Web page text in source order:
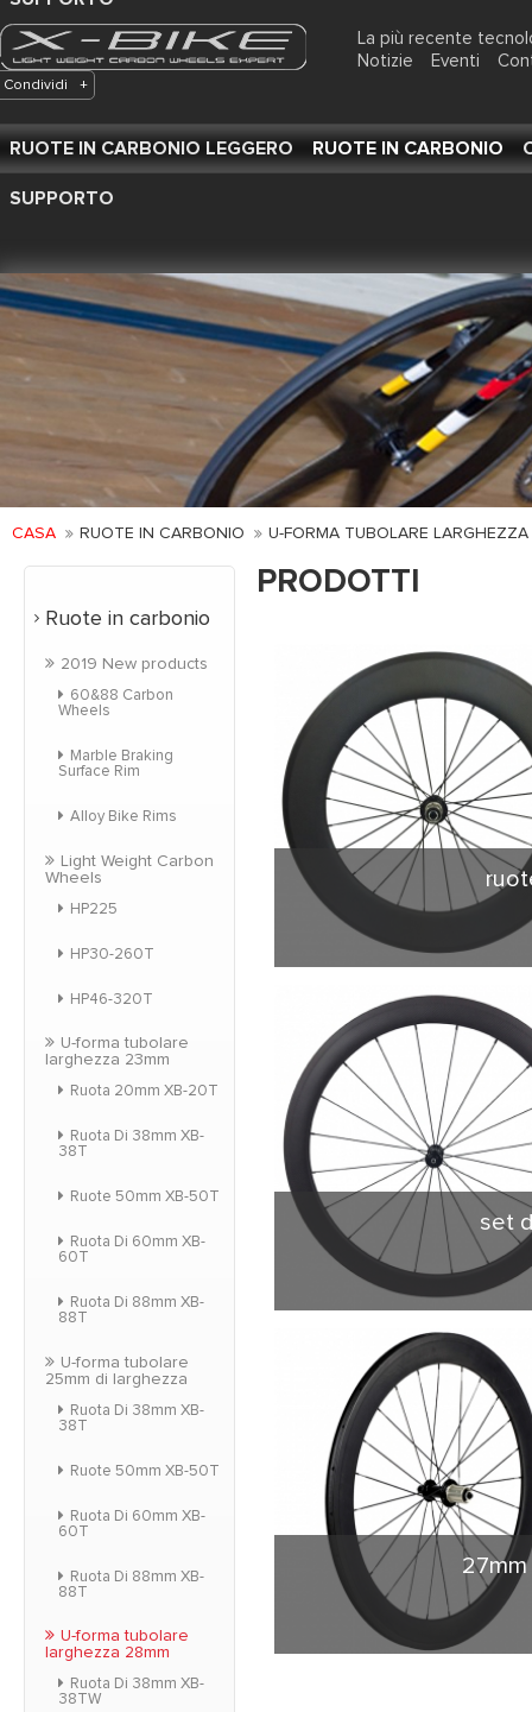
La più recente
Notizie
Eventi
Condividi +
RUOTE IN CARBONIO LEGGERO RUOTE IN CARBONIO
SUPPORTO
CASA RUOTE IN CARBONIO U-FORMA TUBOLARE
Ruote in carbonio
2019 New products
60&88 Carbon
Wheels
Marble Braking
Surface Rim
Alloy Bike Rims
Light Weight Carbon
Wheels
HP225
HP30-260T
HP46-320T
U-forma tubolare
larghezza 23mm
Ruota 20mm XB-20T
Ruota Di 38mm XB-
38T
Ruote 50mm XB-50T
Ruota Di 60mm XB-
60T
Ruota Di 88mm XB-
88T
U-forma tubolare
25mm di larghezza
Ruota Di 38mm XB-
38T
Ruote 50mm XB-50T
Ruota Di 60mm XB-
60T
Ruota Di 88mm XB-
88T
U-forma tubolare
larghezza 28mm
Ruota Di 38mm XB-
38TW
PRODOTTI
versione più ampia
frenata,
e comfort per il
set
versione più ampia
frenata,
e comfort per il